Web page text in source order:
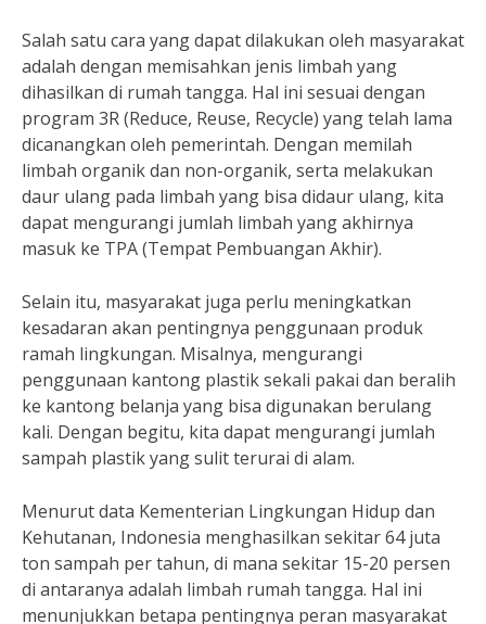
Salah satu cara yang dapat dilakukan oleh masyarakat
adalah dengan memisahkan jenis limbah yang
dihasilkan di rumah tangga. Hal ini sesuai dengan
program 3R (Reduce, Reuse, Recycle) yang telah lama
dicanangkan oleh pemerintah. Dengan memilah
limbah organik dan non-organik, serta melakukan
daur ulang pada limbah yang bisa didaur ulang, kita
dapat mengurangi jumlah limbah yang akhirnya
masuk ke TPA (Tempat Pembuangan Akhir).
Selain itu, masyarakat juga perlu meningkatkan
kesadaran akan pentingnya penggunaan produk
ramah lingkungan. Misalnya, mengurangi
penggunaan kantong plastik sekali pakai dan beralih
ke kantong belanja yang bisa digunakan berulang
kali. Dengan begitu, kita dapat mengurangi jumlah
sampah plastik yang sulit terurai di alam.
Menurut data Kementerian Lingkungan Hidup dan
Kehutanan, Indonesia menghasilkan sekitar 64 juta
ton sampah per tahun, di mana sekitar 15-20 persen
di antaranya adalah limbah rumah tangga. Hal ini
menunjukkan betapa pentingnya peran masyarakat